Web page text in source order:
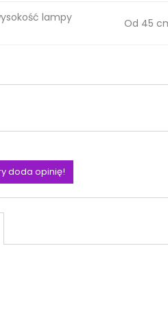
lampy
Od 45
doda opinię!